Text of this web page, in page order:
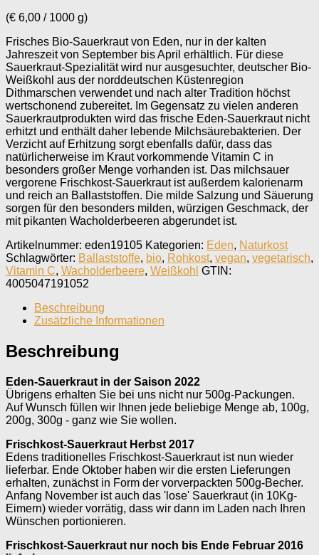
(€ 6,00 / 1000 g)
Frisches Bio-Sauerkraut von Eden, nur in der kalten
Jahreszeit von September bis April erhältlich. Für diese
Sauerkraut-Spezialität wird nur ausgesuchter, deutscher Bio-
Weißkohl aus der norddeutschen Küstenregion
Dithmarschen verwendet und nach alter Tradition höchst
wertschonend zubereitet. Im Gegensatz zu vielen anderen
Sauerkrautprodukten wird das frische Eden-Sauerkraut nicht
erhitzt und enthält daher lebende Milchsäurebakterien. Der
Verzicht auf Erhitzung sorgt ebenfalls dafür, dass das
natürlicherweise im Kraut vorkommende Vitamin C in
besonders großer Menge vorhanden ist. Das milchsauer
vergorene Frischkost-Sauerkraut ist außerdem kalorienarm
und reich an Ballaststoffen. Die milde Salzung und Säuerung
sorgen für den besonders milden, würzigen Geschmack, der
mit pikanten Wacholderbeeren abgerundet ist.
Artikelnummer: eden19105 Kategorien: Eden, Naturkost
Schlagwörter: Ballaststoffe, bio, Rohkost, vegan, vegetarisch,
Vitamin C, Wacholderbeere, Weißkohl GTIN:
4005047191052
Beschreibung
Zusätzliche Informationen
Beschreibung
Eden-Sauerkraut in der Saison 2022
Übrigens erhalten Sie bei uns nicht nur 500g-Packungen.
Auf Wunsch füllen wir Ihnen jede beliebige Menge ab, 100g,
200g, 300g - ganz wie Sie wollen.
Frischkost-Sauerkraut Herbst 2017
Edens traditionelles Frischkost-Sauerkraut ist nun wieder
lieferbar. Ende Oktober haben wir die ersten Lieferungen
erhalten, zunächst in Form der vorverpackten 500g-Becher.
Anfang November ist auch das 'lose' Sauerkraut (in 10Kg-
Eimern) wieder vorrätig, dass wir dann im Laden nach Ihren
Wünschen portionieren.
Frischkost-Sauerkraut nur noch bis Ende Februar 2016